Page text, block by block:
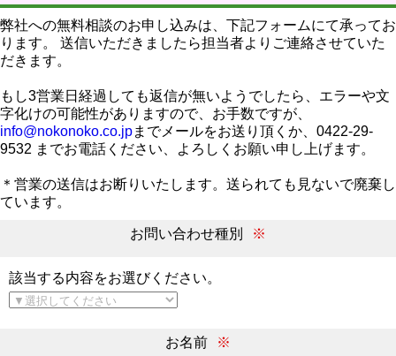
弊社への無料相談のお申し込みは、下記フォームにて承ってお
ります。 送信いただきましたら担当者よりご連絡させていた
だきます。
もし3営業日経過しても返信が無いようでしたら、エラーや文
字化けの可能性がありますので、お手数ですが、
info@nokonoko.co.jpまでメールをお送り頂くか、0422-29-
9532 までお電話ください、よろしくお願い申し上げます。
＊営業の送信はお断りいたします。送られても見ないで廃棄し
ています。
お問い合わせ種別 ※
該当する内容をお選びください。
お名前 ※